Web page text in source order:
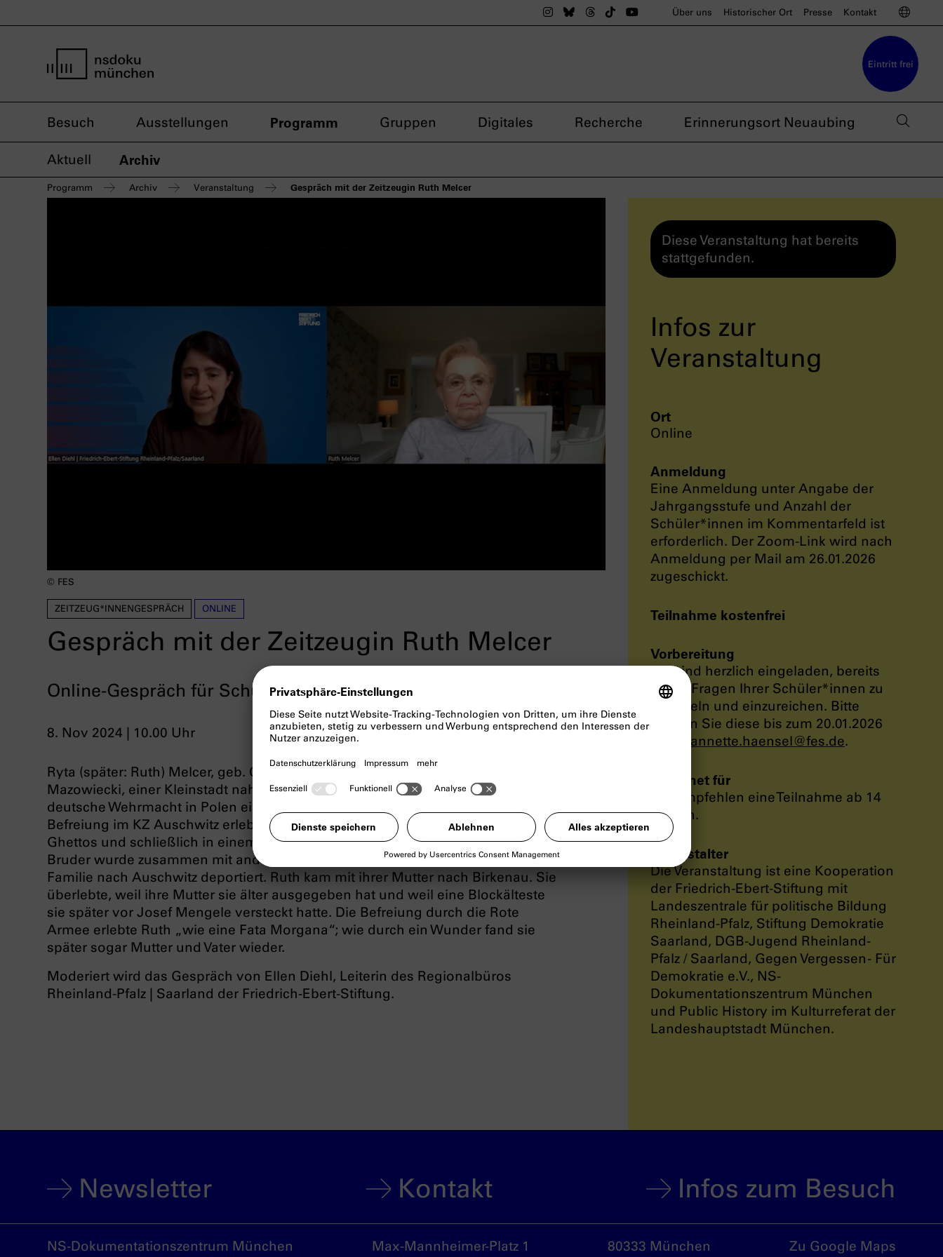
Das nsdoku München auf Instagram
Das nsdoku München auf BlueSky
Das nsdoku München auf Threads
Das nsdoku München auf TikTok
Das nsdoku München auf YouTube
Über uns Historischer Ort Presse Kontakt
Eintritt frei
Besuch Ausstellungen Programm Gruppen Digitales Recherche Erinnerungsort Neuaubing
Aktuell Archiv
Programm Archiv Veranstaltung Gespräch mit der Zeitzeugin Ruth Melcer
ZEITZEUG*INNENGESPRÄCH ONLINE
Gespräch mit der Zeitzeugin Ruth Melcer
Online-Gespräch für Schulklassen mit Ruth Melcer
8. Nov 2024 | 10.00 Uhr
© FES
Ryta (später: Ruth) Melcer, geb. Cukierman, wurde 1935 im polnischen Tomaszów
Mazowiecki, einer Kleinstadt nahe Lodz geboren. Sie war vier Jahre alt, als die
deutsche Wehrmacht in Polen einmarschierte, und neun Jahre alt, als sie die
Befreiung im KZ Auschwitz erlebte. Ab 1942 wurde Ruth Melcers Familie in
Ghettos und schließlich in einem Arbeitslager zur Arbeit gezwungen. Ihr jüngerer
Bruder wurde zusammen mit anderen Kleinkindern ermordet. 1944 wurde die
Familie nach Auschwitz deportiert. Ruth kam mit ihrer Mutter nach Birkenau. Sie
überlebte, weil ihre Mutter sie älter ausgegeben hat und weil eine Blockälteste
sie später vor Josef Mengele versteckt hatte. Die Befreiung durch die Rote
Armee erlebte Ruth „wie eine Fata Morgana“; wie durch ein Wunder fand sie
später sogar Mutter und Vater wieder.
Moderiert wird das Gespräch von Ellen Diehl, Leiterin des Regionalbüros
Rheinland-Pfalz | Saarland der Friedrich-Ebert-Stiftung.
Diese Veranstaltung hat bereits
stattgefunden.
Infos zur
Veranstaltung
Ort
Online
Anmeldung
Eine Anmeldung unter Angabe der
Jahrgangsstufe und Anzahl der
Schüler*innen im Kommentarfeld ist
erforderlich. Der Zoom-Link wird nach
Anmeldung per Mail am 26.01.2026
zugeschickt.
Teilnahme kostenfrei
Vorbereitung
Sie sind herzlich eingeladen, bereits
vorab Fragen Ihrer Schüler*innen zu
sammeln und einzureichen. Bitte
senden Sie diese bis zum 20.01.2026
annette.haensel@fes.de.
Geeignet für
Wir empfehlen eine Teilnahme ab 14
Jahren.
Veranstalter
Die Veranstaltung ist eine Kooperation
der Friedrich-Ebert-Stiftung mit
Landeszentrale für politische Bildung
Rheinland-Pfalz, Stiftung Demokratie
Saarland, DGB-Jugend Rheinland-
Pfalz / Saarland, Gegen Vergessen - Für
Demokratie e.V., NS-
Dokumentationszentrum München
und Public History im Kulturreferat der
Landeshauptstadt München.
Newsletter Kontakt Infos zum Besuch
NS-Dokumentationszentrum München Max-Mannheimer-Platz 1 80333 München Zu Google Maps